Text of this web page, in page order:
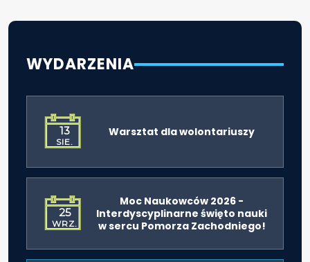
WYDARZENIA
13
SIE.
Warsztat dla wolontariuszy
25
WRZ.
Moc Naukowców 2026 -
Interdyscyplinarne święto nauki
w sercu Pomorza Zachodniego!